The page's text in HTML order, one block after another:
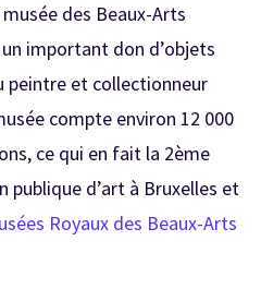
des Beaux-Arts
important don d’objets
peintre et collectionneur
compte environ 12 000
ce qui en fait la 2ème
d’art à Bruxelles et
Royaux des Beaux-Arts